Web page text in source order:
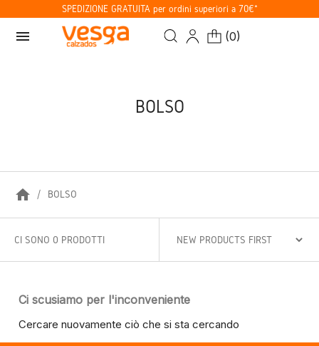
SPEDIZIONE GRATUITA per ordini superiori a 70€*
menu (0)
BOLSO
home BOLSO
CI SONO 0 PRODOTTI
Ci scusiamo per l'inconveniente
Cercare nuovamente ciò che si sta cercando